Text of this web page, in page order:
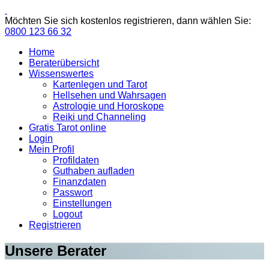
Möchten Sie sich kostenlos registrieren, dann wählen Sie:
0800 123 66 32
Home
Beraterübersicht
Wissenswertes
Kartenlegen und Tarot
Hellsehen und Wahrsagen
Astrologie und Horoskope
Reiki und Channeling
Gratis Tarot online
Login
Mein Profil
Profildaten
Guthaben aufladen
Finanzdaten
Passwort
Einstellungen
Logout
Registrieren
Unsere Berater